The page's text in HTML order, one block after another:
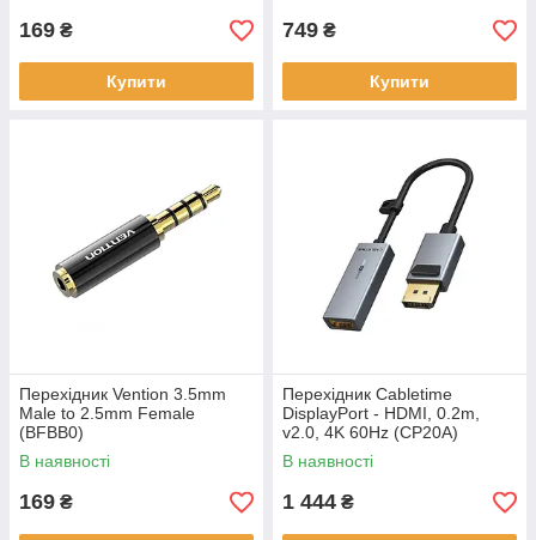
169 ₴
Купити
749 ₴
Купити
Перехідник Vention 3.5mm
Male to 2.5mm Female
(BFBB0)
В наявності
169 ₴
Перехідник Сabletime
DisplayPort - HDMI, 0.2m,
v2.0, 4K 60Hz (CP20A)
В наявності
1 444 ₴